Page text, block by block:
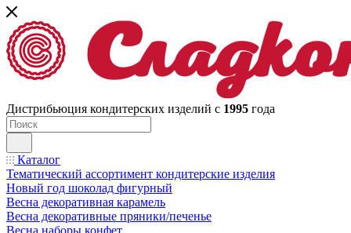
Дистрибьюция кондитерских изделий с 1995 года
Каталог
Тематический ассортимент кондитерские изделия
Новый год шоколад фигурный
Весна декоративная карамель
Весна декоративные пряники/печенье
Весна наборы конфет